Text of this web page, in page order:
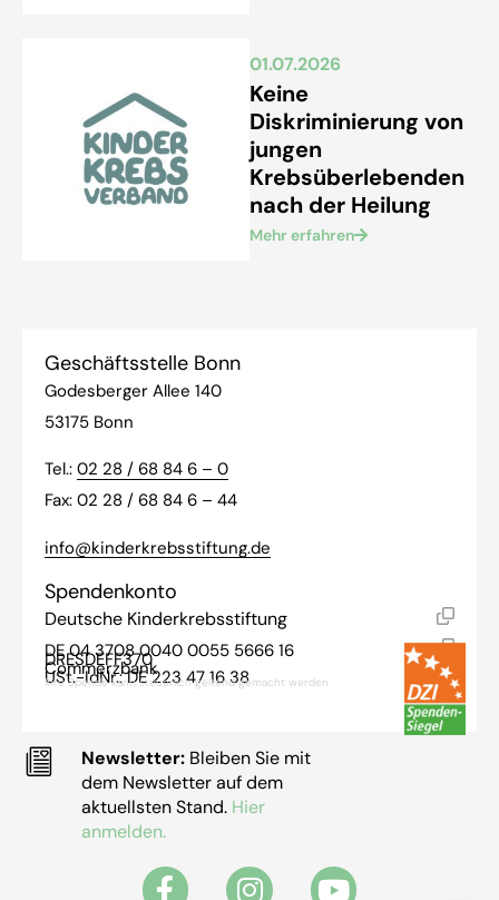
01.07.2026
Keine
Diskriminierung von
jungen
Krebsüberlebenden
nach der Heilung
Mehr erfahren
Geschäftsstelle Bonn
Godesberger Allee 140
53175 Bonn
Tel.: 02 28 / 68 84 6 – 0
Fax: 02 28 / 68 84 6 – 44
info@kinderkrebsstiftung.de
Spendenkonto
Deutsche Kinderkrebsstiftung
DE 04 3708 0040 0055 5666 16
DRESDEFF370
Commerzbank
USt.-IdNr.: DE 223 47 16 38
Ihre Spende kann steuerlich geltend gemacht werden
Newsletter:Bleiben Sie mit
dem Newsletter auf dem
aktuellsten Stand. Hier
anmelden.